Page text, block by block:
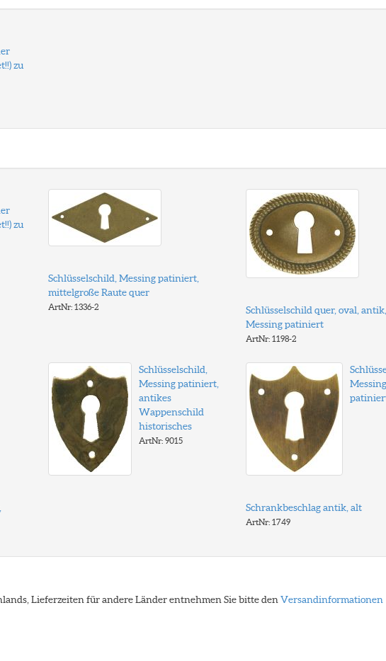
zu
zu
Schlüsselschild, Messing patiniert,
mittelgroße Raute quer
ArtNr: 1336-2
Schlüsselschild quer, oval, antik,
Messing patiniert
ArtNr: 1198-2
Schlüsselschild,
Messing patiniert,
antikes
Wappenschild
historisches
ArtNr: 9015
Messing
Schrankbeschlag antik, alt
ArtNr: 1749
Lieferzeiten für andere Länder entnehmen Sie bitte den Versandinformationen